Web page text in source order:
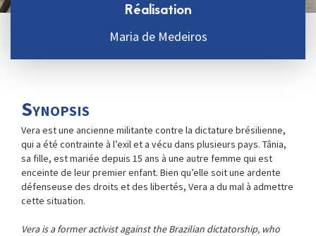
Réalisation
Maria de Medeiros
Synopsis
Vera est une ancienne militante contre la dictature brésilienne,
qui a été contrainte à l’exil et a vécu dans plusieurs pays. Tânia,
sa fille, est mariée depuis 15 ans à une autre femme qui est
enceinte de leur premier enfant. Bien qu’elle soit une ardente
défenseuse des droits et des libertés, Vera a du mal à admettre
cette situation.
Vera is a former activist against the Brazilian dictatorship, who